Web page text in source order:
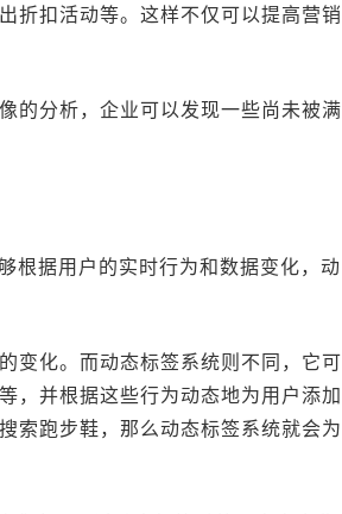
折扣活动等。这样不仅可以提高营销
的分析，企业可以发现一些尚未被满
根据用户的实时行为和数据变化，动
变化。而动态标签系统则不同，它可
，并根据这些行为动态地为用户添加
索跑步鞋，那么动态标签系统就会为